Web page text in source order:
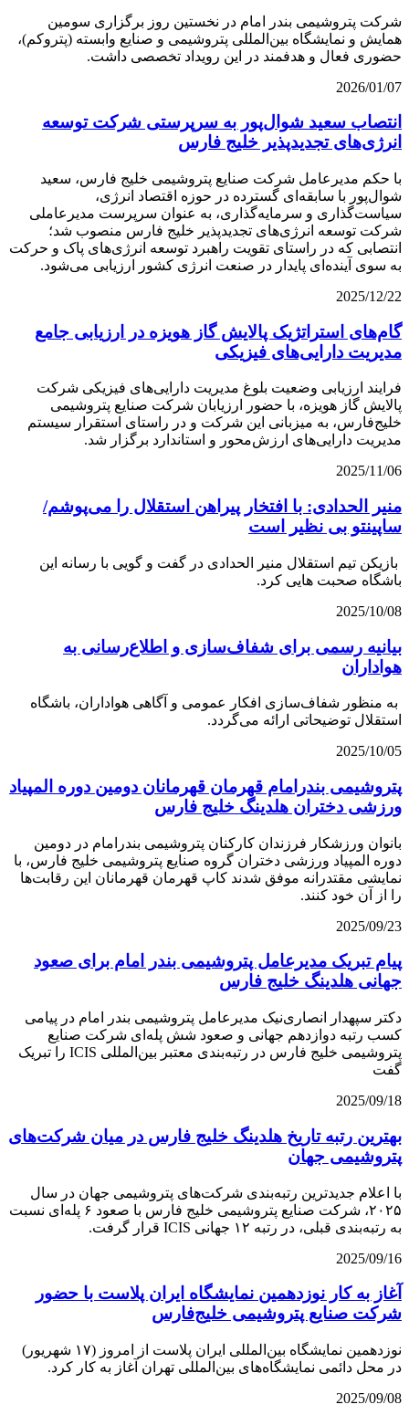
شرکت پتروشیمی بندر امام در نخستین روز برگزاری سومین
همایش و نمایشگاه بین‌المللی پتروشیمی و صنایع وابسته (پتروکم)،
حضوری فعال و هدفمند در این رویداد تخصصی داشت.
2026/01/07
انتصاب سعید شوال‌پور به سرپرستی شرکت توسعه
انرژی‌های تجدیدپذیر خلیج فارس
با حکم مدیرعامل شرکت صنایع پتروشیمی خلیج فارس، سعید
شوال‌پور با سابقه‌ای گسترده در حوزه اقتصاد انرژی،
سیاست‌گذاری و سرمایه‌گذاری، به عنوان سرپرست مدیرعاملی
شرکت توسعه انرژی‌های تجدیدپذیر خلیج فارس منصوب شد؛
انتصابی که در راستای تقویت راهبرد توسعه انرژی‌های پاک و حرکت
به سوی آینده‌ای پایدار در صنعت انرژی کشور ارزیابی می‌شود.
2025/12/22
گام‌های استراتژیک پالایش گاز هویزه در ارزیابی جامع
مدیریت دارایی‌های فیزیکی
فرایند ارزیابی وضعیت بلوغ مدیریت دارایی‌های فیزیکی شرکت
پالایش گاز هویزه، با حضور ارزیابان شرکت صنایع پتروشیمی
خلیج‌فارس، به میزبانی این شرکت و در راستای استقرار سیستم
مدیریت دارایی‌های ارزش‌محور و استاندارد برگزار شد.
2025/11/06
منیر الحدادی: با افتخار پیراهن استقلال را می‌پوشم/
ساپینتو بی نظیر است
بازیکن تیم استقلال منیر الحدادی در گفت و گویی با رسانه این
باشگاه صحبت هایی کرد.
2025/10/08
بیانیه رسمی برای شفاف‌سازی و اطلاع‌رسانی به
هواداران
به منظور شفاف‌سازی افکار عمومی و آگاهی هواداران، باشگاه
استقلال توضیحاتی ارائه می‌گردد.
2025/10/05
پتروشیمی بندرامام قهرمان قهرمانان دومین دوره المپیاد
ورزشی دختران هلدینگ خلیج فارس
بانوان ورزشکار فرزندان کارکنان پتروشیمی بندرامام در دومین
دوره المپیاد ورزشی دختران گروه صنایع پتروشیمی خلیج فارس، با
نمایشی مقتدرانه موفق شدند کاپ قهرمان قهرمانان این رقابت‌ها
را از آن خود کنند.
2025/09/23
پیام تبریک مدیرعامل پتروشیمی بندر امام برای صعود
جهانی هلدینگ خلیج فارس
دکتر سپهدار انصاری‌نیک مدیرعامل پتروشیمی بندر امام در پیامی
کسب رتبه دوازدهم جهانی و صعود شش پله‌ای شرکت صنایع
پتروشیمی خلیج فارس در رتبه‌بندی معتبر بین‌المللی ICIS را تبریک
گفت
2025/09/18
بهترین رتبه تاریخ هلدینگ خلیج فارس در میان شرکت‌های
پتروشیمی جهان
با اعلام جدیدترین رتبه‌بندی شرکت‌های پتروشیمی جهان در سال
۲۰۲۵، شرکت صنایع پتروشیمی خلیج فارس با صعود ۶ پله‌ای نسبت
به رتبه‌بندی قبلی، در رتبه ۱۲ جهانی ICIS قرار گرفت.
2025/09/16
آغاز به کار نوزدهمین نمایشگاه ایران پلاست با حضور
شرکت صنایع پتروشیمی خلیج‌فارس
نوزدهمین نمایشگاه بین‌المللی ایران پلاست از امروز (۱۷ شهریور)
در محل دائمی نمایشگاه‌های بین‌المللی تهران آغاز به کار کرد.
2025/09/08